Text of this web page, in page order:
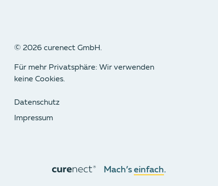
Mach’s einfach.
©2026 curenect GmbH.
Für mehr Privatsphäre: Wir verwenden
keine Cookies.
Datenschutz
Impressum